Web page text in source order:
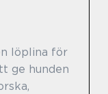
löplina för
ge hunden